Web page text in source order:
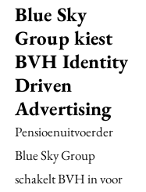
Blue Sky
Group kiest
BVH Identity
Driven
Advertising
Pensioenuitvoerder
Blue Sky Group
schakelt BVH in voor